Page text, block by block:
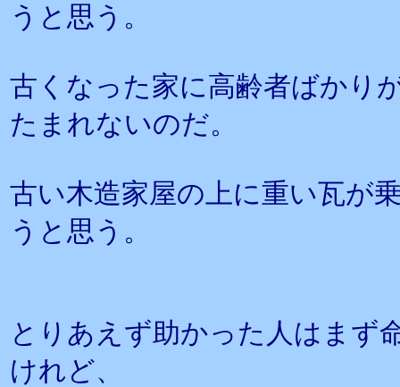
うと思う。
古くなった家に高齢者ばかり
たまれないのだ。
古い木造家屋の上に重い瓦が
うと思う。
とりあえず助かった人はまず
けれど、